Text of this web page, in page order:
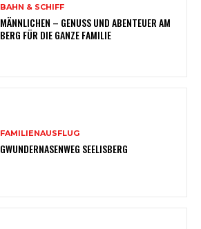
BAHN & SCHIFF
MÄNNLICHEN – GENUSS UND ABENTEUER AM
BERG FÜR DIE GANZE FAMILIE
FAMILIENAUSFLUG
GWUNDERNASENWEG SEELISBERG